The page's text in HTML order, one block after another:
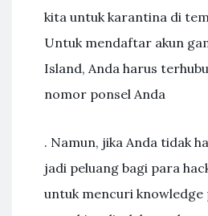
kita untuk karantina di
Untuk mendaftar akun
Island, Anda harus
nomor ponsel Anda
. Namun, jika Anda tidak
jadi peluang bagi para
untuk mencuri knowledge